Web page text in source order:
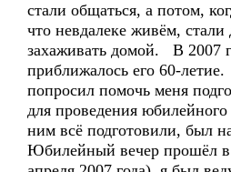
стали общаться, а потом,
что невдалеке живём, стали
захаживать домой. В 2007
приближалось его 60-
попросил помочь меня
для проведения
ним всё подготовили, был
Юбилейный вечер прошёл в